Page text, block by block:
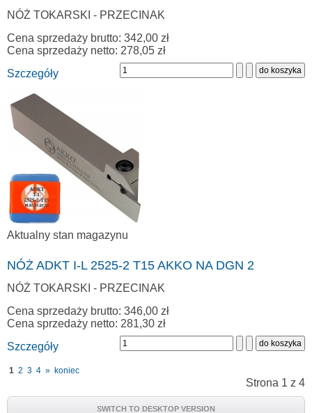
NÓŻ TOKARSKI - PRZECINAK
Cena sprzedaży brutto: 342,00 zł
Cena sprzedaży netto: 278,05 zł
Szczegóły
Aktualny stan magazynu
NÓŻ ADKT I-L 2525-2 T15 AKKO NA DGN 2
NÓŻ TOKARSKI - PRZECINAK
Cena sprzedaży brutto: 346,00 zł
Cena sprzedaży netto: 281,30 zł
Szczegóły
1 2 3 4 » koniec
Strona 1 z 4
SWITCH TO DESKTOP VERSION